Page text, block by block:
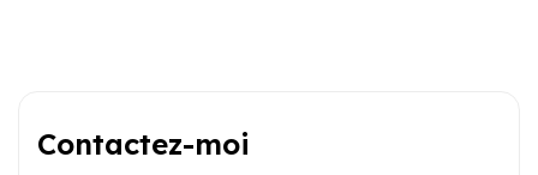
Contactez-moi